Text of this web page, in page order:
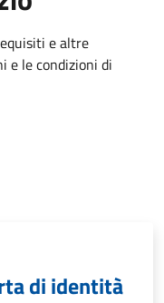
e altre
e le condizioni di
di identità